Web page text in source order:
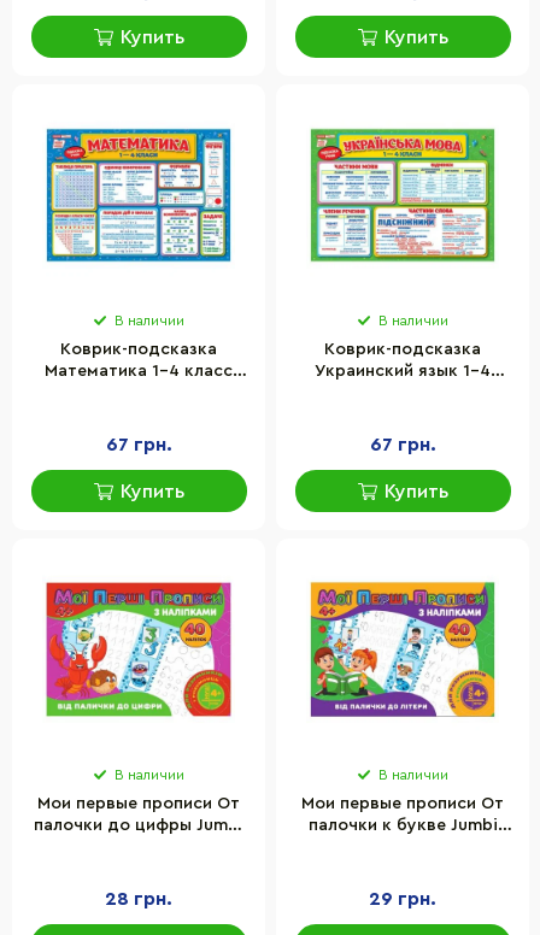
Купить Купить
В наличии
Коврик-подсказка
Математика 1-4 класс
67 грн.
Купить
В наличии
Коврик-подсказка
Украинский язык 1-4
67 грн.
Купить
В наличии
Мои первые прописи От
палочки до цифры Jumbi
28 грн.
В наличии
Мои первые прописи От
палочки к букве Jumbi
29 грн.